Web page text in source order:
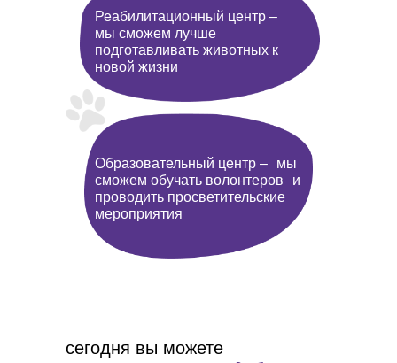
Образовательный центр – мы
сможем обучать волонтеров и
проводить просветительские
мероприятия
Реабилитационный центр –
мы сможем лучше
подготавливать животных к
новой жизни
сегодня вы можете